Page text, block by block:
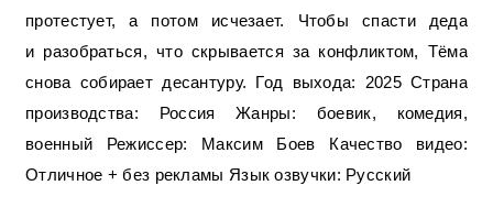
протестует, а потом исчезает. Чтобы спасти деда
и разобраться, что скрывается за конфликтом, Тёма
снова собирает десантуру. Год выхода: 2025 Страна
производства: Россия Жанры: боевик, комедия,
военный Режиссер: Максим Боев Качество видео:
Отличное + без рекламы Язык озвучки: Русский